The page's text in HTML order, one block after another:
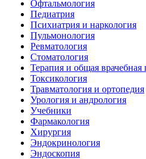
Офтальмология
Педиатрия
Психиатрия и наркология
Пульмонология
Ревматология
Стоматология
Терапия и общая врачебная
Токсикология
Травматология и ортопедия
Урология и андрология
Учебники
Фармакология
Хирургия
Эндокринология
Эндоскопия